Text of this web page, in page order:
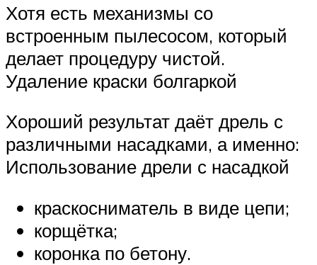
Хотя есть механизмы со
встроенным пылесосом, который
делает процедуру чистой.
Удаление краски болгаркой
Хороший результат даёт дрель с
различными насадками, а именно:
Использование дрели с насадкой
краскосниматель в виде цепи;
корщётка;
коронка по бетону.